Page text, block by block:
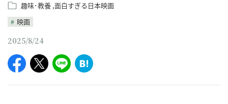
趣味･教養 面白すぎる日本映画
映画
2025/8/24